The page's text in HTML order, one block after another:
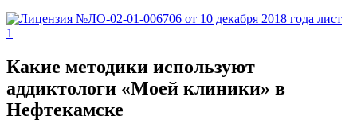
Какие методики используют
аддиктологи «Моей клиники» в
Нефтекамске